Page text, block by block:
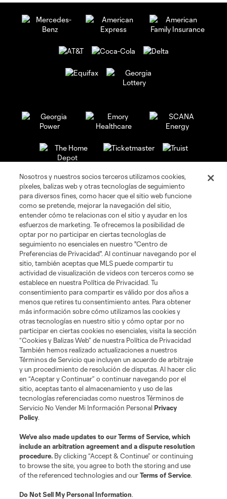
Páginas Web de Clubes
Tickets
Club
News & Videos
Shop
Matchday
MLS
Nosotros y nuestros socios terceros utilizamos cookies,
píxeles, balizas web y otras tecnologías de seguimiento
para diversos fines, como hacer que el sitio web funcione
como se pretende, mejorar la navegación del sitio,
entender cómo te relacionas con el sitio y ayudar en los
esfuerzos de marketing. Te ofrecemos la posibilidad de
optar por no participar en ciertas tecnologías de
seguimiento no esenciales en nuestro "Centro de
Preferencias de Privacidad". Al continuar navegando por el
sitio, también aceptas que MLS puede compartir tu
actividad de visualización de videos con terceros como se
establece en nuestra Política de Privacidad. Tu
consentimiento para compartir es válido por dos años a
menos que retires tu consentimiento antes. Para obtener
más información sobre cómo utilizamos las cookies y
otras tecnologías en nuestro sitio y cómo optar por no
participar en ciertas cookies no esenciales, visita la sección
“Cookies y Balizas Web” de nuestra Política de Privacidad
También hemos realizado actualizaciones a nuestros
Términos de Servicio que incluyen un acuerdo de arbitraje
y un procedimiento de resolución de disputas. Al hacer clic
en “Aceptar y Continuar” o continuar navegando por el
sitio, aceptas tanto el almacenamiento y uso de las
tecnologías referenciadas como nuestros Términos de
Servicio No Vender Mi Información PersonalPrivacy
Policy.
We’ve also made updates to ourTerms of Service, which
include an arbitration agreement and a dispute resolution
procedure. By clicking “Accept & Continue” or continuing
to browse the site, you agree to both the storing and use
of the referenced technologies and ourTerms of Service.
Do Not Sell My Personal Information.